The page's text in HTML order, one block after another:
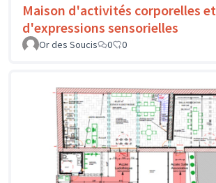
Maison d'activités corporelles et
d'expressions sensorielles
Or des Soucis
0 0